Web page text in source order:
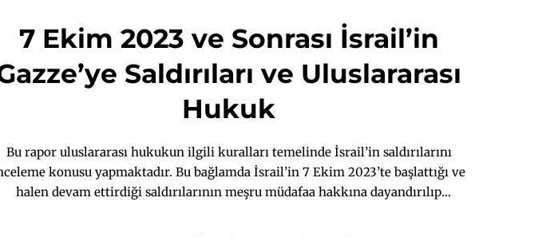
7 Ekim 2023 ve Sonrası İsrail’in
Saldırıları ve Uluslararası
Hukuk
Bu rapor uluslararası hukukun ilgili kuralları temelinde İsrail’in saldırılarını
konusu yapmaktadır. Bu bağlamda İsrail’in 7 Ekim 2023’te başlattığı ve
halen devam ettirdiği saldırılarının meşru müdafaa hakkına dayandırılıp